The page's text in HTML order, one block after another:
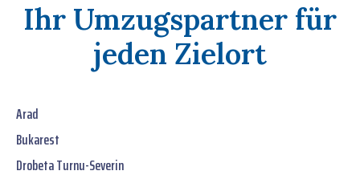
Ihr Umzugspartner für
jeden Zielort
Arad
Bukarest
Drobeta Turnu-Severin